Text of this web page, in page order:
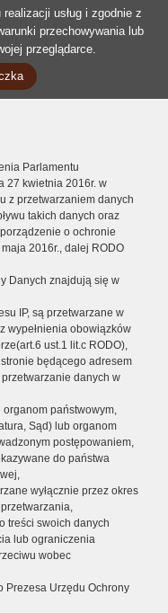
usług i zgodnie z
przechowywania lub
przeglądarce.
Parlamentu
27 kwietnia 2016r. w
z przetwarzaniem danych
takich danych oraz
o ochronie
2016r., dalej RODO
Danych znajdują się w
IP, są przetwarzane w
wypełnienia obowiązków
ust.1 lit.c RODO),
będącego adresem
danych w
państwowym,
Sąd) lub organom
postępowaniem,
do państwa
wyłącznie przez okres
treści swoich danych
lub ograniczenia
wobec
Prezesa Urzędu Ochrony